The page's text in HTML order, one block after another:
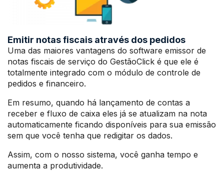
Emitir notas fiscais através dos pedidos
Uma das maiores vantagens do software emissor de
notas fiscais de serviço do GestãoClick é que ele é
totalmente integrado com o módulo de controle de
pedidos e financeiro.
Em resumo, quando há lançamento de contas a
receber e fluxo de caixa eles já se atualizam na nota
automaticamente ficando disponíveis para sua emissão
sem que você tenha que redigitar os dados.
Assim, com o nosso sistema, você ganha tempo e
aumenta a produtividade.